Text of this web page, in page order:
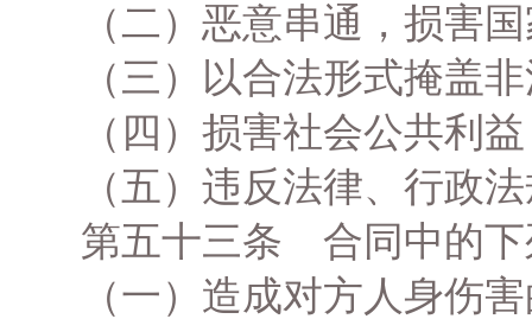
（二）恶意串通，损害国
（三）以合法形式掩盖非
（四）损害社会公共利益
（五）违反法律、行政法
第五十三条 合同中的下
（一）造成对方人身伤害